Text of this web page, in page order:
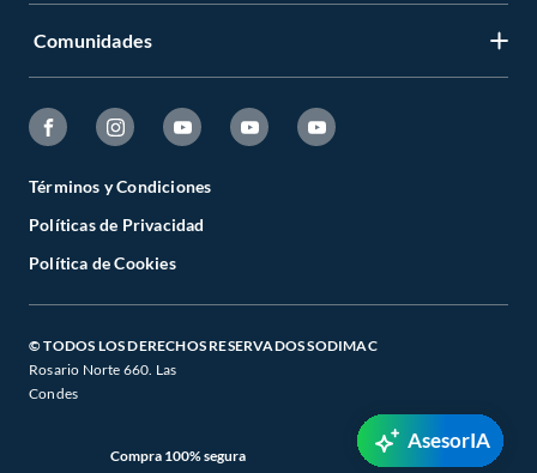
Comunidades
Términos y Condiciones
Políticas de Privacidad
Política de Cookies
© TODOS LOS DERECHOS RESERVADOS SODIMAC
Rosario Norte 660. Las
Condes
Compra 100% segura
AsesorIA